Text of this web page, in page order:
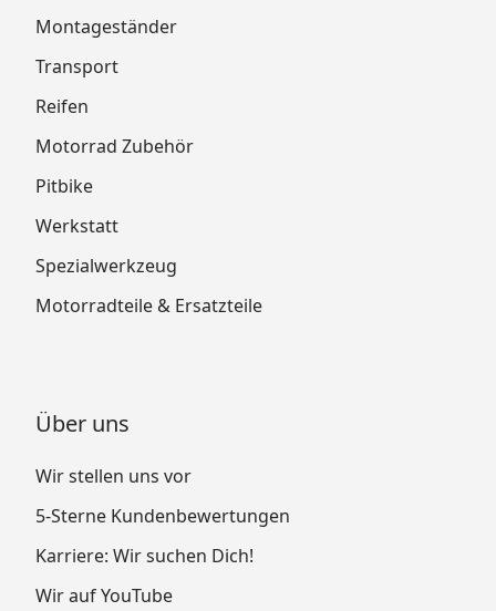
Montageständer
Transport
Reifen
Motorrad Zubehör
Pitbike
Werkstatt
Spezialwerkzeug
Motorradteile & Ersatzteile
Über uns
Wir stellen uns vor
5-Sterne Kundenbewertungen
Karriere: Wir suchen Dich!
Wir auf YouTube